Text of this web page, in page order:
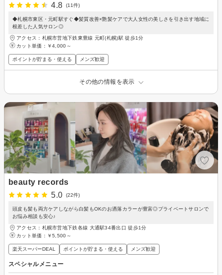
4.8
(11件)
◆札幌市東区・元町駅すぐ◆髪質改善×艶髪ケアで大人女性の美しさを引き出す地域に
根差した人気サロン◎
アクセス：札幌市営地下鉄東豊線 元町(札幌)駅 徒歩1分
カット単価： ￥4,000～
ポイントが貯まる・使える メンズ歓迎
その他の情報を表示
beauty records
5.0
(22件)
頭皮も髪も両方ケアしながら白髪もOKのお洒落カラーが豊富◎プライベートサロンで
お悩み相談も安心♪
アクセス：札幌市営地下鉄各線 大通駅34番出口 徒歩1分
カット単価： ￥5,500～
楽天スーパーDEAL ポイントが貯まる・使える メンズ歓迎
スペシャルメニュー